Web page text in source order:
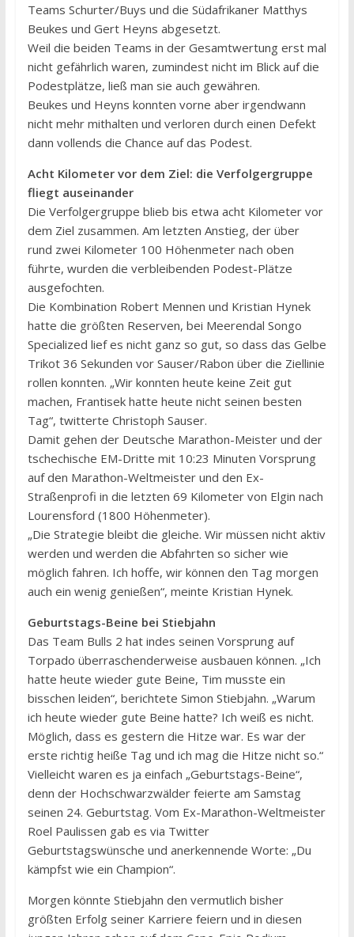
Teams Schurter/Buys und die Südafrikaner Matthys
Beukes und Gert Heyns abgesetzt.
Weil die beiden Teams in der Gesamtwertung erst mal
nicht gefährlich waren, zumindest nicht im Blick auf die
Podestplätze, ließ man sie auch gewähren.
Beukes und Heyns konnten vorne aber irgendwann
nicht mehr mithalten und verloren durch einen Defekt
dann vollends die Chance auf das Podest.
Acht Kilometer vor dem Ziel: die Verfolgergruppe
fliegt auseinander
Die Verfolgergruppe blieb bis etwa acht Kilometer vor
dem Ziel zusammen. Am letzten Anstieg, der über
rund zwei Kilometer 100 Höhenmeter nach oben
führte, wurden die verbleibenden Podest-Plätze
ausgefochten.
Die Kombination Robert Mennen und Kristian Hynek
hatte die größten Reserven, bei Meerendal Songo
Specialized lief es nicht ganz so gut, so dass das Gelbe
Trikot 36 Sekunden vor Sauser/Rabon über die Ziellinie
rollen konnten. „Wir konnten heute keine Zeit gut
machen, Frantisek hatte heute nicht seinen besten
Tag“, twitterte Christoph Sauser.
Damit gehen der Deutsche Marathon-Meister und der
tschechische EM-Dritte mit 10:23 Minuten Vorsprung
auf den Marathon-Weltmeister und den Ex-
Straßenprofi in die letzten 69 Kilometer von Elgin nach
Lourensford (1800 Höhenmeter).
„Die Strategie bleibt die gleiche. Wir müssen nicht aktiv
werden und werden die Abfahrten so sicher wie
möglich fahren. Ich hoffe, wir können den Tag morgen
auch ein wenig genießen“, meinte Kristian Hynek.
Geburtstags-Beine bei Stiebjahn
Das Team Bulls 2 hat indes seinen Vorsprung auf
Torpado überraschenderweise ausbauen können. „Ich
hatte heute wieder gute Beine, Tim musste ein
bisschen leiden“, berichtete Simon Stiebjahn. „Warum
ich heute wieder gute Beine hatte? Ich weiß es nicht.
Möglich, dass es gestern die Hitze war. Es war der
erste richtig heiße Tag und ich mag die Hitze nicht so.“
Vielleicht waren es ja einfach „Geburtstags-Beine“,
denn der Hochschwarzwälder feierte am Samstag
seinen 24. Geburtstag. Vom Ex-Marathon-Weltmeister
Roel Paulissen gab es via Twitter
Geburtstagswünsche und anerkennende Worte: „Du
kämpfst wie ein Champion“.
Morgen könnte Stiebjahn den vermutlich bisher
größten Erfolg seiner Karriere feiern und in diesen